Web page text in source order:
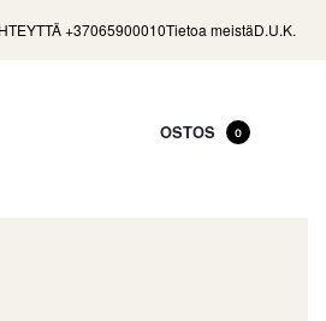
+37065900010Tietoa meistäD.U.K.
OSTOS 0